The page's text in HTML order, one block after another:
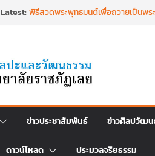
Latest: พิธีสวดพระพุทธมนต์เพื่อถวายเป็นพร
นำงานวิจัยเรื่องการถ่ายทอดจิตรกรร
ศิลปะภาพพิมพ์ฯ ระหว่างวันที่ 22 – 26
เชียงคานเปิดงานยิ่งใหญ่ ฉลองครบ
๒๕๖๙
พิธีบำเพ็ญกุศลสวดพระอภิธรรม เพื่
สิริพัชร มหาวัชรราชธิดา วันที่ ๒๓ มิถุ
ข่าวประชาสัมพันธ์ ข่าวศิลปวัฒน
ดาวน์โหลด ประมวลจริยธรรม